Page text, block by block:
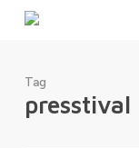
Tag
presstival